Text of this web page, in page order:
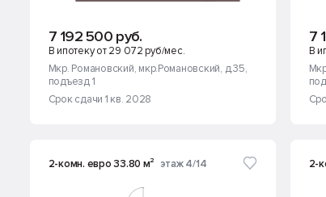
7 192 500 руб.
В ипотеку от 29 072 руб/мес.
Мкр. Романовский, мкр.Романовский, д.35,
подъезд 1
Срок сдачи 1 кв. 2028
7
В
2-комн. евро 33.80 м² этаж 4/14 2-